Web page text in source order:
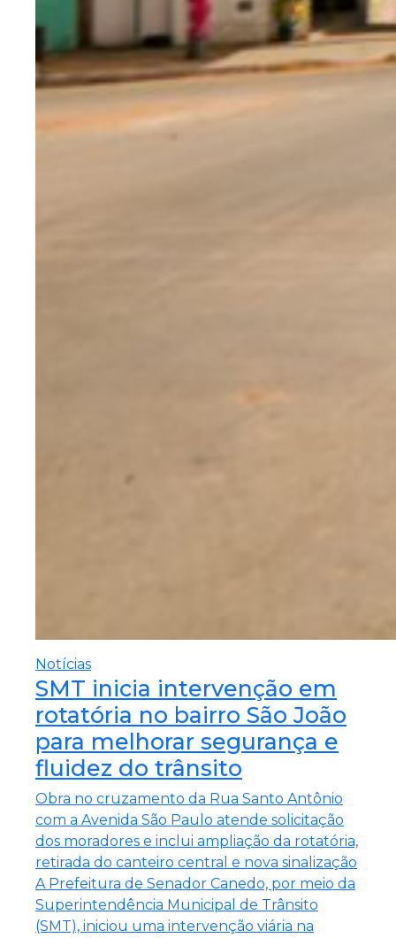
Notícias
SMT inicia intervenção em
rotatória no bairro São João
para melhorar segurança e
fluidez do trânsito
Obra no cruzamento da Rua Santo Antônio
com a Avenida São Paulo atende solicitação
dos moradores e inclui ampliação da rotatória,
retirada do canteiro central e nova sinalização
A Prefeitura de Senador Canedo, por meio da
Superintendência Municipal de Trânsito
(SMT), iniciou uma intervenção viária na